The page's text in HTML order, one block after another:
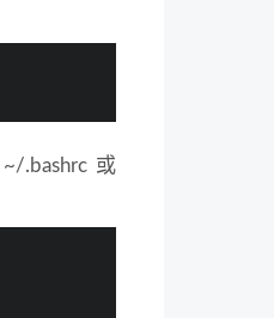
.bashrc 或